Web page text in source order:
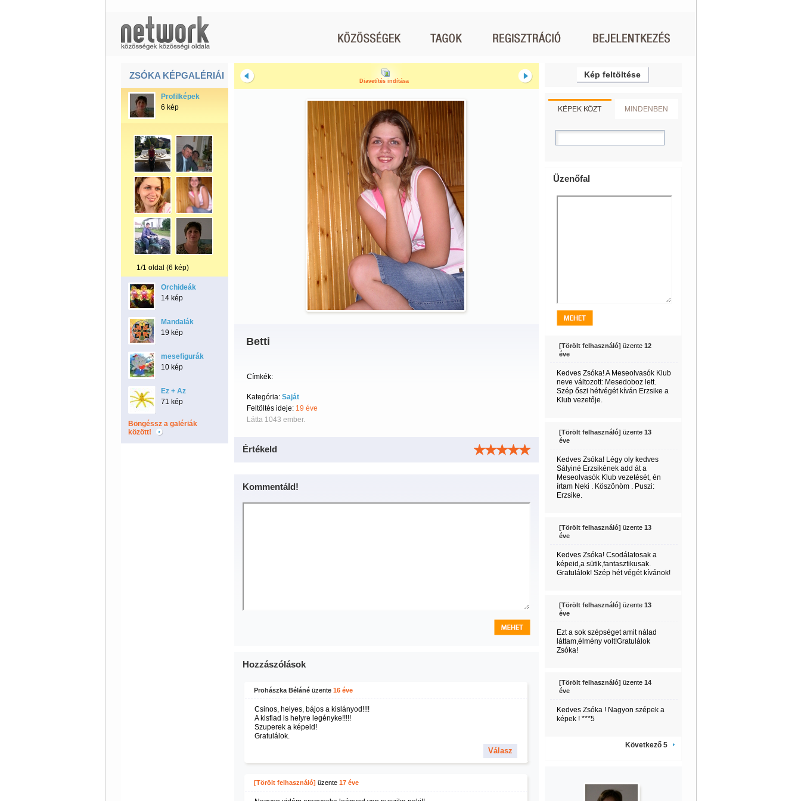
ZSÓKA KÉPGALÉRIÁI
Profilképek
6 kép
1/1 oldal (6 kép)
Orchideák
14 kép
Mandalák
19 kép
mesefigurák
10 kép
Ez + Az
71 kép
Böngéssz a galériák
között!
Diavetítés indítása
Betti
Címkék:
Kategória: Saját
Feltöltés ideje: 19 éve
Látta 1043 ember.
Értékeld
Kommentáld!
Hozzászólások
Prohászka Bélánéüzente 16 éve
Csinos, helyes, bájos a kislányod!!!!
A kisfiad is helyre legényke!!!!!
Szuperek a képeid!
Gratulálok.
Válasz
[Törölt felhasználó] üzente 17 éve
Kép feltöltése
KÉPEK KÖZT MINDENBEN
Üzenőfal
[Törölt felhasználó] üzente 12
éve
Kedves Zsóka! A Meseolvasók Klub
neve változott: Mesedoboz lett.
Szép őszi hétvégét kíván Erzsike a
Klub vezetője.
[Törölt felhasználó] üzente 13
éve
Kedves Zsóka! Légy oly kedves
Sályiné Erzsikének add át a
Meseolvasók Klub vezetését, én
írtam Neki . Köszönöm . Puszi:
Erzsike.
[Törölt felhasználó] üzente 13
éve
Kedves Zsóka! Csodálatosak a
képeid,a sütik,fantasztikusak.
Gratulálok! Szép hét végét kívánok!
[Törölt felhasználó] üzente 13
éve
Ezt a sok szépséget amit nálad
láttam,élmény volt!Gratulálok
Zsóka!
[Törölt felhasználó] üzente 14
éve
Kedves Zsóka ! Nagyon szépek a
képek ! ***5
Következő 5